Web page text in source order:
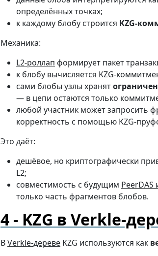
определённых точках;
к каждому блобу строится KZG-
Механика:
L2-роллап формирует пакет
к блобу вычисляется KZG-
сами блобы узлы хранят
— в цепи остаются только
любой участник может запросить
корректность с помощью KZG-
Это даёт:
дешёвое, но криптографически
L2;
совместимость с будущим PeerDAS
только часть фрагментов блобов.
KZG в Verkle-
ВVerkle-дереве KZG используются как